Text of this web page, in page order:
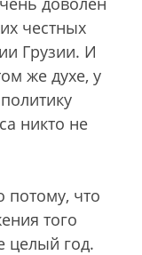
честных
Грузии. И
же духе, у
никто не
потому, что
того
целый год.